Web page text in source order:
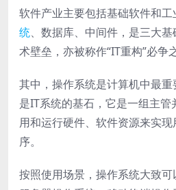
软件产业主要包括基础软件和工
统、数据库、中间件，是三大
术壁垒，亦被称作“IT重构”必争
其中，操作系统是计算机中最重
是IT系统的基石，它是一组主
用和运行硬件、软件资源来实
序。
按照使用场景，操作系统大致可